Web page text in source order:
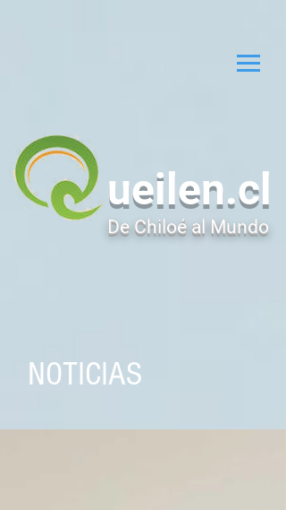
ueilen.cl
De Chiloé al Mundo
NOTICIAS